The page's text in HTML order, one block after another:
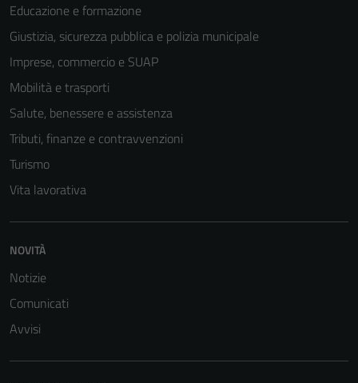
Educazione e formazione
Giustizia, sicurezza pubblica e polizia municipale
Imprese, commercio e SUAP
Mobilità e trasporti
Salute, benessere e assistenza
Tributi, finanze e contravvenzioni
Turismo
Vita lavorativa
NOVITÀ
Notizie
Comunicati
Avvisi
per il